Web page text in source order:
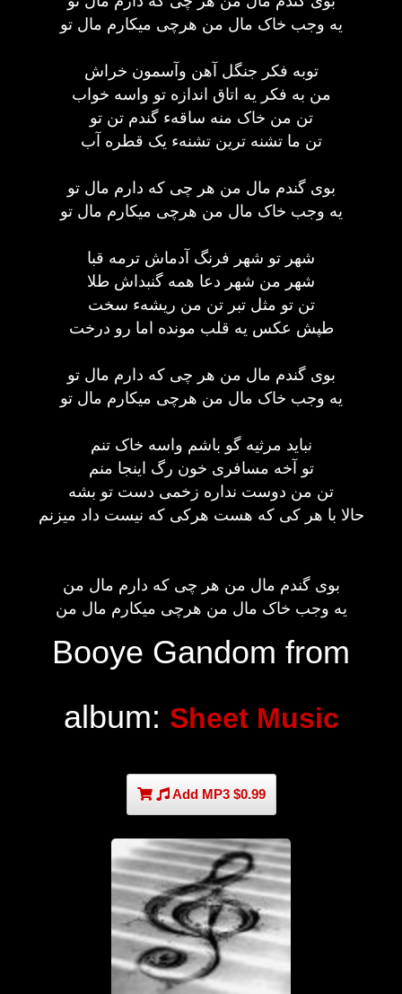
یه وجب خاک مال من هرچی میکارم مال تو
توبه فکر جنگل آهن وآسمون خراش
من به فکر یه اتاق اندازه تو واسه خواب
تن من خاک منه ساقهء گندم تن تو
تن ما تشنه ترین تشنهء یک قطره آب
بوی گندم مال من هر چی که دارم مال تو
یه وجب خاک مال من هرچی میکارم مال تو
شهر تو شهر فرنگ آدماش ترمه قبا
شهر من شهر دعا همه گنبداش طلا
تن تو مثل تبر تن من ریشهء سخت
طپش عکس یه قلب مونده اما رو درخت
بوی گندم مال من هر چی که دارم مال تو
یه وجب خاک مال من هرچی میکارم مال تو
نباید مرثیه گو باشم واسه خاک تنم
تو آخه مسافری خون رگ اینجا منم
تن من دوست نداره زخمی دست تو بشه
حالا با هر کی که هست هرکی که نیست داد میزنم
بوی گندم مال من هر چی که دارم مال من
یه وجب خاک مال من هرچی میکارم مال من
Booye Gandom from
album: Sheet Music
Add MP3 $0.99